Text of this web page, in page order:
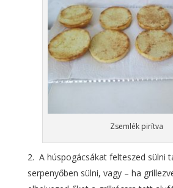
Zsemlék pirítva
A húspogácsákat felteszed sülni
serpenyőben sülni, vagy – ha